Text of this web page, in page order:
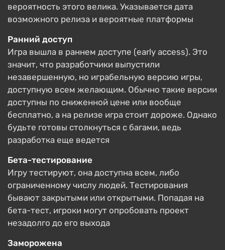
вероятность этого велика. Указывается дата
возможного релиза и вероятные платформы
Ранний доступ
Игра вышла в раннем доступе (early access). Это
значит, что разработчики выпустили
незавершенную, но играбельную версию игры,
доступную всем желающим. Обычно такие версии
доступны по сниженной цене или вообще
бесплатно, а на релизе игра стоит дороже. Однако
будьте готовы столкнуться с багами, ведь
разработка еще ведется
Бета-тестирование
Игру тестируют, она доступна всем, либо
ограниченному числу людей. Тестирования
бывают закрытыми или открытыми. Попадая на
бета-тест, игроки могут опробовать проект
незадолго до его выхода
Заморожена